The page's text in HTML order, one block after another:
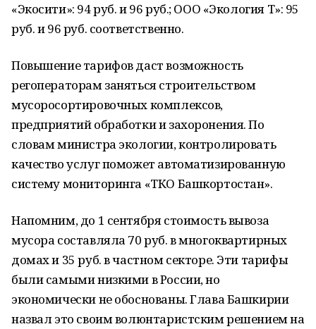
«Экосити»: 94 руб. и 96 руб.; ООО «Экология Т»: 95
руб. и 96 руб. соответственно.
Повышение тарифов даст возможность
регоператорам заняться строительством
мусоросортировочных комплексов,
предприятий обработки и захоронения. По
словам министра экологии, контролировать
качество услуг поможет автоматизированную
систему мониторинга «ТКО Башкортостан».
Напомним, до 1 сентября стоимость вывоза
мусора составляла 70 руб. в многоквартирных
домах и 35 руб. в частном секторе. Эти тарифы
были самыми низкими в России, но
экономически не обоснованы. Глава Башкирии
назвал это своим волюнтаристским решением на